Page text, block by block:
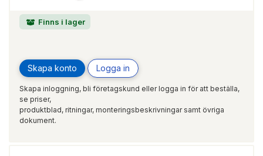
Finns i lager
Skapa konto Logga in
Skapa inloggning, bli företagskund eller logga in för att beställa,
se priser,
produktblad, ritningar, monteringsbeskrivningar samt övriga
dokument.